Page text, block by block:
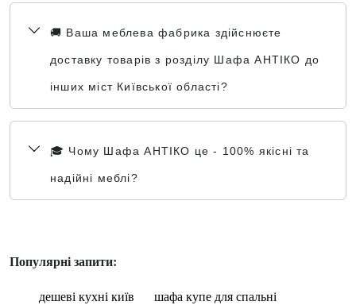
🚚 Ваша меблева фабрика здійснюєте
доставку товарів з розділу Шафа АНТІКО до
інших міст Київської області?
🎓 Чому Шафа АНТІКО це - 100% якісні та
надійні меблі?
Популярні запити:
дешеві кухні київ
шафа купе для спальні